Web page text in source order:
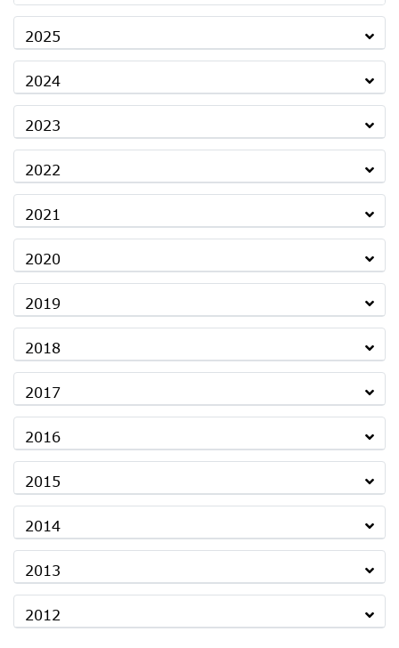
2025
2024
2023
2022
2021
2020
2019
2018
2017
2016
2015
2014
2013
2012